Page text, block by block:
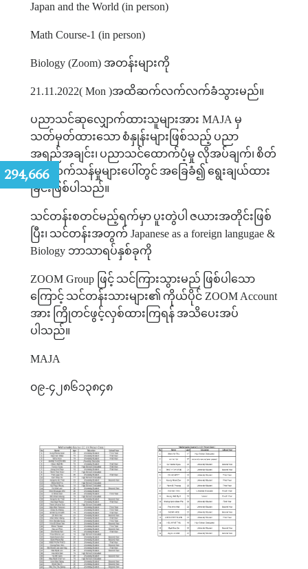
Japan and the World (in person)
Math Course-1 (in person)
Biology (Zoom) အတန်းများကို
21.11.2022( Mon )အထိဆက်လက်လက်ခံသွားမည်။
ပညာသင်ဆုလျှောက်ထားသူများအား MAJA မှ
သတ်မှတ်ထားသော စံနှုန်းများဖြစ်သည့် ပညာ
အရည်အချင်း၊ ပညာသင်ထောက်ပံ့မှု လိုအပ်ချက်၊ စိတ်
အားထက်သန်မှုများပေါ်တွင် အခြေခံ၍ ရွေးချယ်ထား
ခြင်းဖြစ်ပါသည်။
သင်တန်းစတင်မည့်ရက်မှာ ပူးတွဲပါ ဇယားအတိုင်းဖြစ်
ပြီး၊ သင်တန်းအတွက် Japanese as a foreign langugae &
Biology ဘာသာရပ်နှစ်ခုကို
ZOOM Group ဖြင့် သင်ကြားသွားမည် ဖြစ်ပါသော
ကြောင့် သင်တန်းသားများ၏ ကိုယ်ပိုင် ZOOM Account
အား ကြိုတင်ဖွင့်လှစ်ထားကြရန် အသိပေးအပ်
ပါသည်။
MAJA
၀၉-၄၂၈၆၁၃၈၄၈
294,666